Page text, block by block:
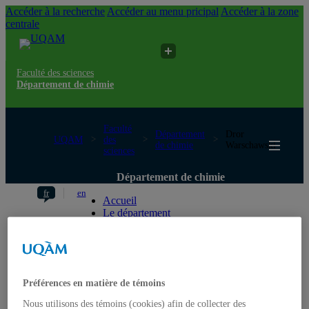
Accéder à la recherche Accéder au menu pricipal Accéder à la zone
centrale
Faculté des sciences
Département de chimie
UQAM
Faculté
des
sciences
Département
de chimie
Dror
Warschawski
Département de chimie
fr en
Accueil
Le département
Programmes
Troisième cycle
Services
Préférences en matière de témoins
Nous utilisons des témoins (cookies) afin de collecter des